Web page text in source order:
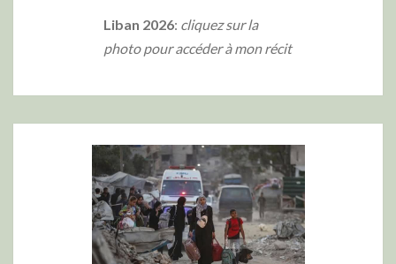
Liban 2026: cliquez sur la
photo pour accéder à mon récit